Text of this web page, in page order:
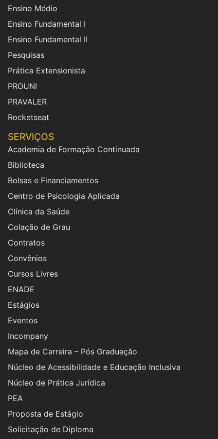
Ensino Médio
Ensino Fundamental I
Ensino Fundamental II
Pesquisas
Prática Extensionista
PROUNI
PRAVALER
Rocketseat
SERVIÇOS
Academia de Formação Continuada
Biblioteca
Bolsas e Financiamentos
Centro de Psicologia Aplicada
Clínica da Saúde
Colação de Grau
Contratos
Convênios
Cursos Livres
ENADE
Estágios
Eventos
Incompany
Mapa de Carreira – Pós Graduação
Núcleo de Acessibilidade e Educação Inclusiva
Núcleo de Prática Jurídica
PEA
Proposta de Estágio
Solicitação de Diploma